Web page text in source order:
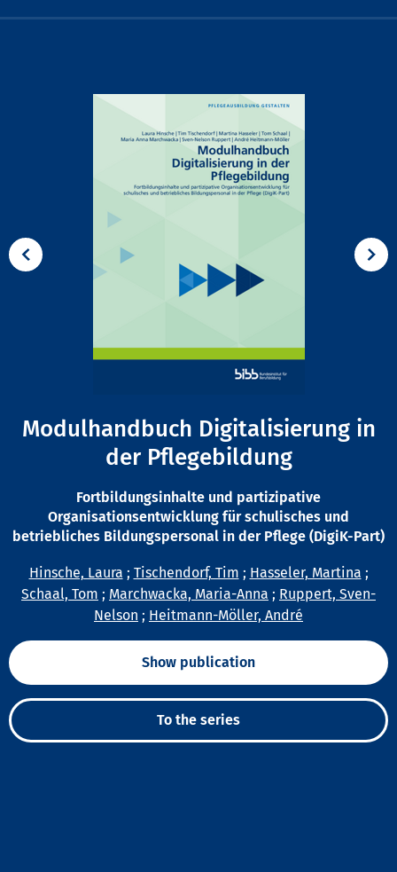
Modulhandbuch Digitalisierung in
der Pflegebildung
Fortbildungsinhalte und partizipative
Organisationsentwicklung für schulisches und
betriebliches Bildungspersonal in der Pflege (DigiK-Part)
Hinsche, Laura ; Tischendorf, Tim ; Hasseler, Martina ;
Schaal, Tom ; Marchwacka, Maria-Anna ; Ruppert, Sven-
Nelson ; Heitmann-Möller, André
Show publication
To the series